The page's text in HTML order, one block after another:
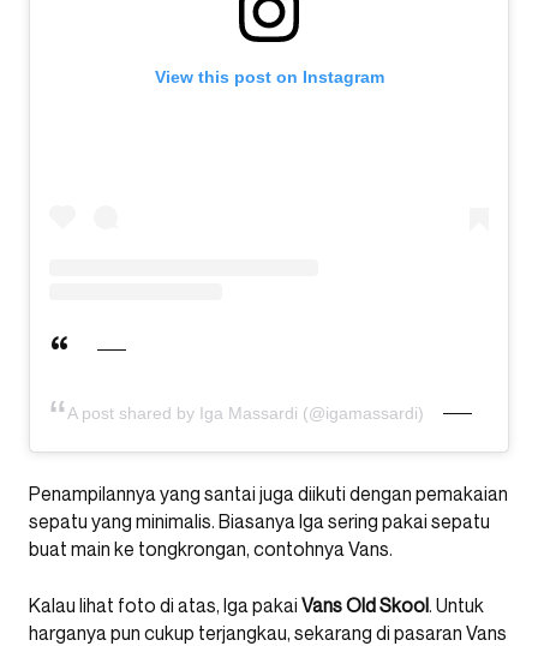
View this post on Instagram
A post shared by Iga Massardi (@igamassardi)
Penampilannya yang santai juga diikuti dengan pemakaian
sepatu yang minimalis. Biasanya Iga sering pakai sepatu
buat main ke tongkrongan, contohnya Vans.
Kalau lihat foto di atas, Iga pakai Vans Old Skool. Untuk
harganya pun cukup terjangkau, sekarang di pasaran Vans